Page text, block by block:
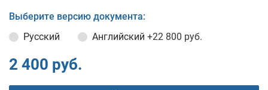
Выберите версию документа:
Русский
Английский +22 800 руб.
2 400 руб.